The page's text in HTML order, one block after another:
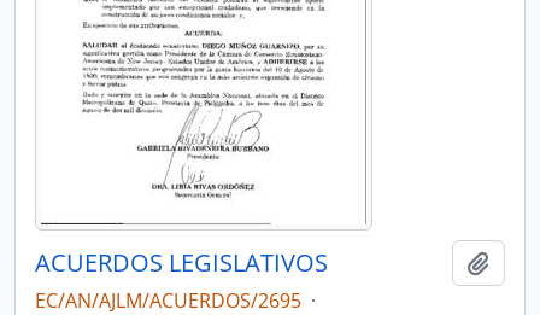
ACUERDOS LEGISLATIVOS
EC/AN/AJLM/ACUERDOS/2695 ·